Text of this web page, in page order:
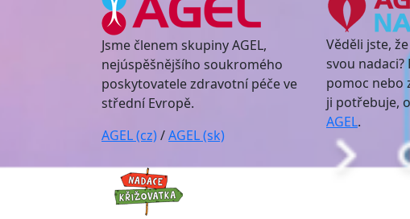
Jsme členem skupiny AGEL,
nejúspěšnějšího soukromého
poskytovatele zdravotní péče ve
střední Evropě.
AGEL (cz)/AGEL (sk)
Věděli jste,
svou
pomoc nebo
ji potřebuje,
AGEL.